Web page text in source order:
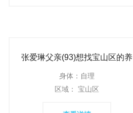
张爱琳父亲(93)想找宝山区的养
身体：自理
区域： 宝山区